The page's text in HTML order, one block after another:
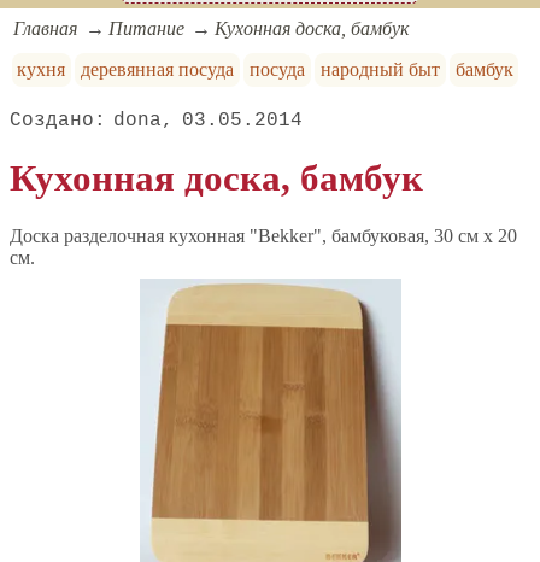
Главная Питание
Кухонная доска, бамбук
кухня
деревянная посуда посуда народный быт бамбук
dona 03.05.2014
Кухонная доска, бамбук
Доска разделочная кухонная "Bekker", бамбуковая, 30 см х 20
см.